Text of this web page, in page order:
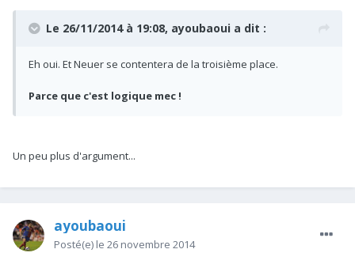
Le 26/11/2014 à 19:08, ayoubaoui a dit :
Eh oui. Et Neuer se contentera de la troisième place.
Parce que c'est logique mec !
Un peu plus d'argument...
ayoubaoui
Posté(e) le 26 novembre 2014